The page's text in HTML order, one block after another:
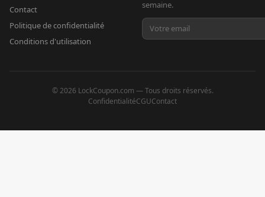
Contact
Politique de confidentialité
Conditions d'utilisation
semaine.
©2026 LockCoupon.com — Tous droits réservés.
ConfidentialitéCGUContact